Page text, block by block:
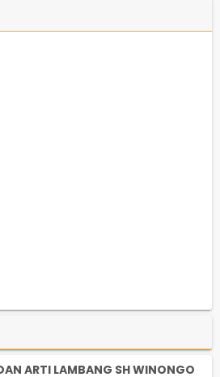
ARTI LAMBANG SH WINONGO